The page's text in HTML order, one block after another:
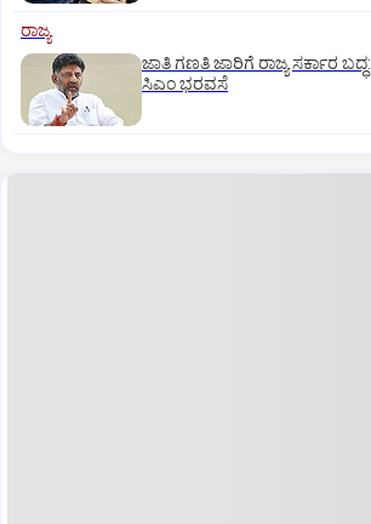
ರಾಜ್ಯ
ಜಾತಿ ಗಣತಿ ಜಾರಿಗೆ ರಾಜ್ಯ ಸರ್ಕಾರ ಬದ್ಧ:
ಸಿಎಂ ಭರವಸೆ